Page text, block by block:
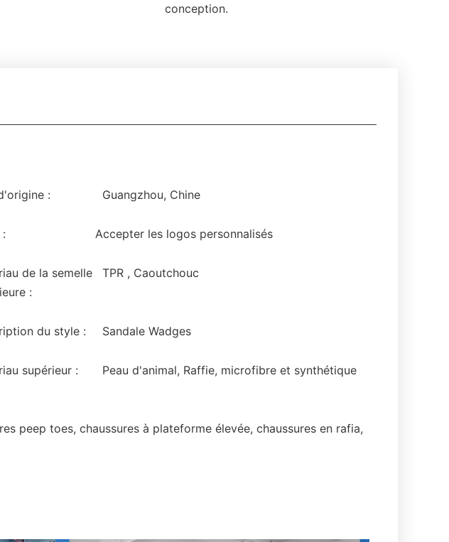
conception.
: Guangzhou, Chine
Accepter les logos personnalisés
de la semelle
:
TPR , Caoutchouc
du style : Sandale Wadges
supérieur : Peau d'animal, Raffie, microfibre et synthétique
peep toes, chaussures à plateforme élevée, chaussures en rafia,